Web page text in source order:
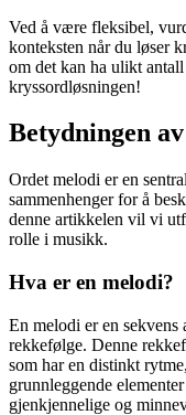
Ved å være fleksibel,
konteksten når du løser
om det kan ha ulikt
kryssordløsningen!
Betydningen
Ordet melodi er en
sammenhenger for å
denne artikkelen vil vi
rolle i musikk.
Hva er en melodi?
En melodi er en sekvens
rekkefølge. Denne
som har en distinkt
grunnleggende
gjenkjennelige og